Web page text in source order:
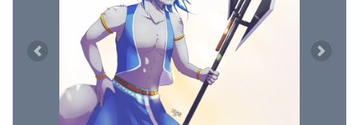
Previous Next